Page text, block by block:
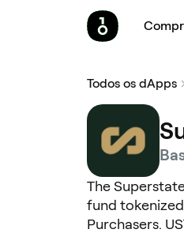
Todos os dApps
The
fund
Purchasers.